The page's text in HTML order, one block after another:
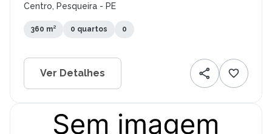
Centro, Pesqueira - PE
360 m² 0 quartos 0
Ver Detalhes